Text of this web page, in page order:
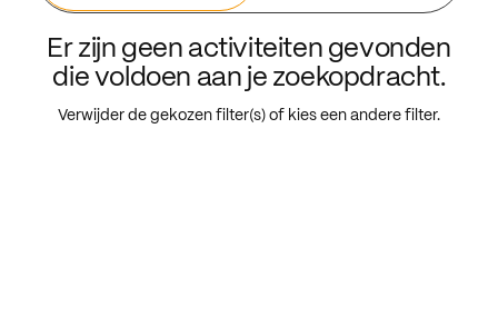
Er zijn geen activiteiten gevonden
die voldoen aan je zoekopdracht.
Verwijder de gekozen filter(s) of kies een andere filter.